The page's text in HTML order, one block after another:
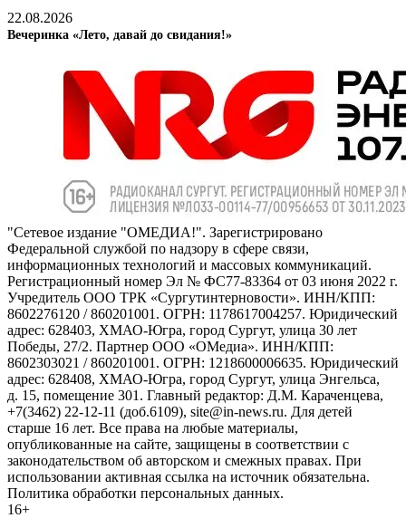
22.08.2026
Вечеринка «Лето, давай до свидания!»
"Сетевое издание "ОМЕДИА!". Зарегистрировано
Федеральной службой по надзору в сфере связи,
информационных технологий и массовых коммуникаций.
Регистрационный номер Эл № ФС77-83364 от 03 июня 2022 г.
Учредитель ООО ТРК «Сургутинтерновости». ИНН/КПП:
8602276120 / 860201001. ОГРН: 1178617004257. Юридический
адрес: 628403, ХМАО-Югра, город Сургут, улица 30 лет
Победы, 27/2. Партнер ООО «ОМедиа». ИНН/КПП:
8602303021 / 860201001. ОГРН: 1218600006635. Юридический
адрес: 628408, ХМАО-Югра, город Сургут, улица Энгельса,
д. 15, помещение 301. Главный редактор: Д.М. Караченцева,
+7(3462) 22-12-11 (доб.6109), site@in-news.ru. Для детей
старше 16 лет. Все права на любые материалы,
опубликованные на сайте, защищены в соответствии с
законодательством об авторском и смежных правах. При
использовании активная ссылка на источник обязательна.
Политика обработки персональных данных.
16+